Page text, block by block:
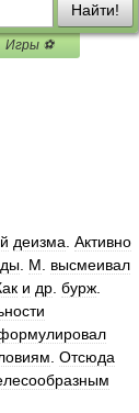
Найти!
Игры ⚽
деизма Активно
М
высмеивал
и др бурж
Отсюда